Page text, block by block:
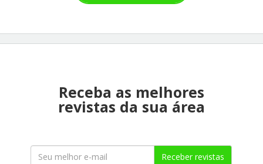
Receba as melhores
revistas da sua área
Receber revistas